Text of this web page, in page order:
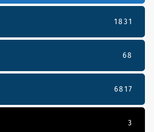
1831
68
6817
3